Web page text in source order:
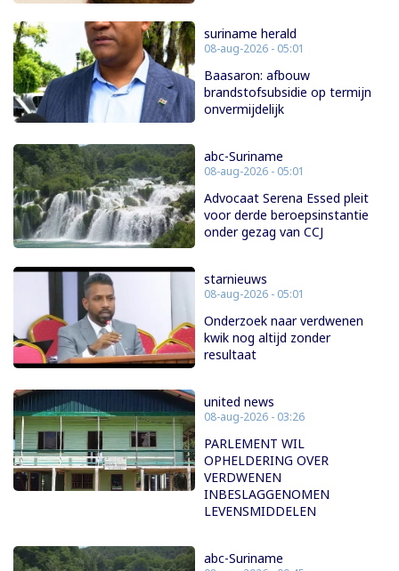
suriname herald
08-aug-2026 - 05:01
Baasaron: afbouw
brandstofsubsidie op termijn
onvermijdelijk
abc-Suriname
08-aug-2026 - 05:01
Advocaat Serena Essed pleit
voor derde beroepsinstantie
onder gezag van CCJ
starnieuws
08-aug-2026 - 05:01
Onderzoek naar verdwenen
kwik nog altijd zonder
resultaat
united news
08-aug-2026 - 03:26
PARLEMENT WIL
OPHELDERING OVER
VERDWENEN
INBESLAGGENOMEN
LEVENSMIDDELEN
abc-Suriname